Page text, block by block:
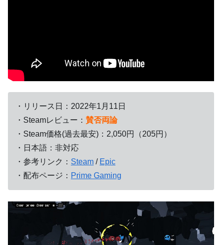
・リリース日：2022年1月11日
・Steamレビュー： 賛否両論
・Steam価格(過去最安)：2,050円（205円）
・日本語：非対応
・参考リンク： Steam / Epic
・配布ページ： Prime Gaming